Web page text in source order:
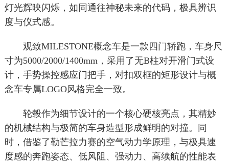
灯光辉映闪烁，如同通往神秘未来的代码，极具辨识
度与仪式感。
观致MILESTONE概念车是一款四门轿跑，车身尺
寸为5000/2000/1400mm，采用了无B柱对开滑门式设
计，手势操控感应门把手，对扣双框的矩形设计与概
念车专属LOGO风格完全一致。
轮毂作为细节设计的一个核心硬核亮点，其精妙
的机械结构与极简的车身造型形成鲜明的对撞。同
时，借鉴了勒芒拉力赛的空气动力学原理，与极具速
度感的奔跑姿态、低风阻、强动力、高续航的性能表